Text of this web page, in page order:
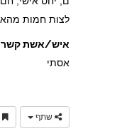
לצות חמות
איש/אשת קשר
אסתי
שתף